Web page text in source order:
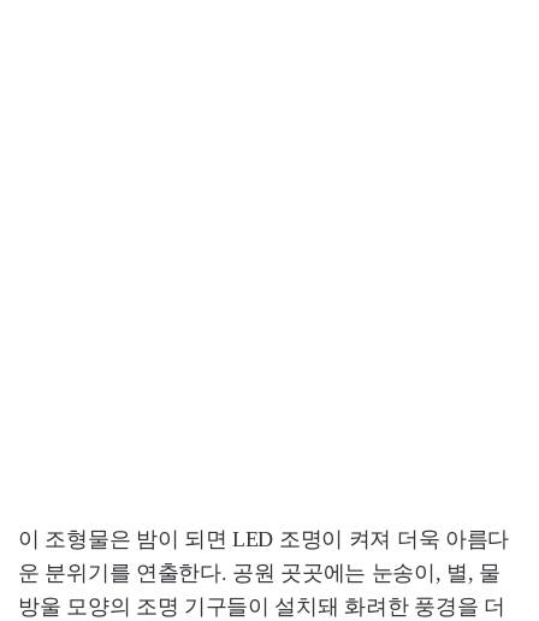
이 조형물은 밤이 되면 LED 조명이 켜져 더욱 아름다
운 분위기를 연출한다. 공원 곳곳에는 눈송이, 별, 물
방울 모양의 조명 기구들이 설치돼 화려한 풍경을 더